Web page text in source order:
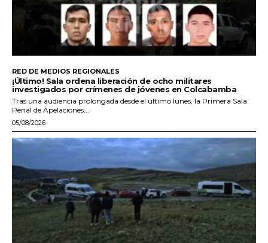
RED DE MEDIOS REGIONALES
¡Último! Sala ordena liberación de ocho militares
investigados por crímenes de jóvenes en Colcabamba
Tras una audiencia prolongada desde el último lunes, la Primera Sala
Penal de Apelaciones...
05/08/2026